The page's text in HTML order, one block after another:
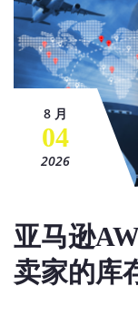
8 月
04
2026
亚马逊
卖家的库